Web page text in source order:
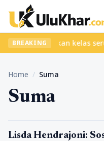
BREAKING
Temukan kelas seru
Home / Suma
Suma
Pendidikan
Lisda Hendrajoni: